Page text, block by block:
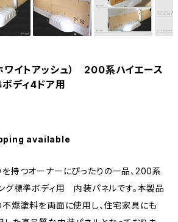
ワイトアッシュ） 200系ハイエース
ディ4ドア用
available
持つオーナーにぴったりの一品、200系
グ標準ボディ用 内装パネルです。本製品
燃塗料を両面に使用し、住宅家具にも